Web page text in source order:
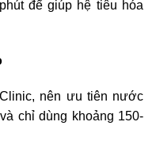
để giúp hệ tiêu hóa
nên ưu tiên nước
chỉ dùng khoảng 150-